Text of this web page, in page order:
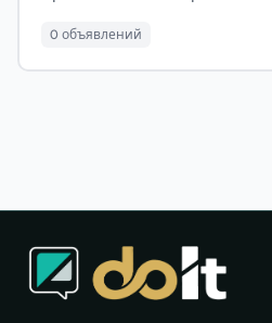
0 объявлений